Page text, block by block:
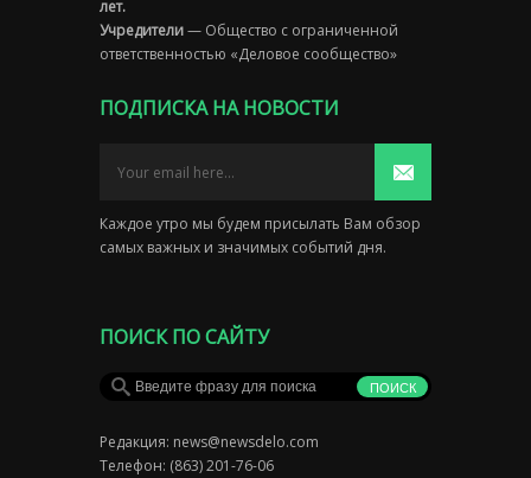
лет.
Учредители— Общество с ограниченной
ответственностью «Деловое сообщество»
ПОДПИСКА НА НОВОСТИ
Каждое утро мы будем присылать Вам обзор
самых важных и значимых событий дня.
ПОИСК ПО САЙТУ
Редакция: news@newsdelo.com
Телефон: (863) 201-76-06